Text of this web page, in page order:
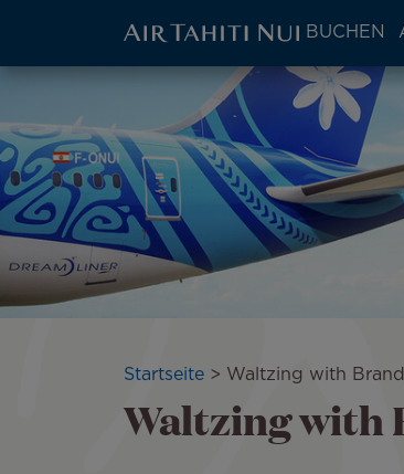
wechseln
Main
menu
block
BUCHEN
Pfadnavigation
Startseite Waltzing with
Waltzing with